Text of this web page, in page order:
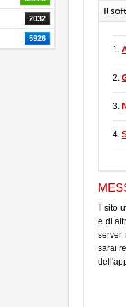
2032
5926
Il
1.
2.
3.
4.
Il sito
e di
server
sarai